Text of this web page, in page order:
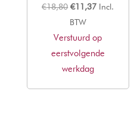
€18,80 Oorspronkelijke
prijs
was:
€18,80.
€11,37Huidige
is:
€11,37.
Incl.
BTW
Verstuurd op
eerstvolgende
werkdag